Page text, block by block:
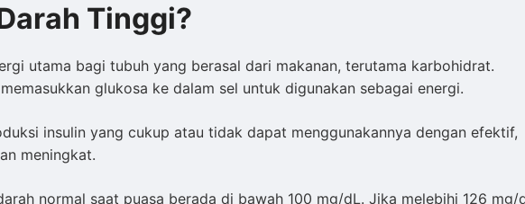
Tinggi?
utama bagi tubuh yang berasal dari makanan, terutama karbohidrat.
glukosa ke dalam sel untuk digunakan sebagai energi.
insulin yang cukup atau tidak dapat menggunakannya dengan efektif,
meningkat.
normal saat puasa berada di bawah 100 mg/dL. Jika melebihi 126 mg/